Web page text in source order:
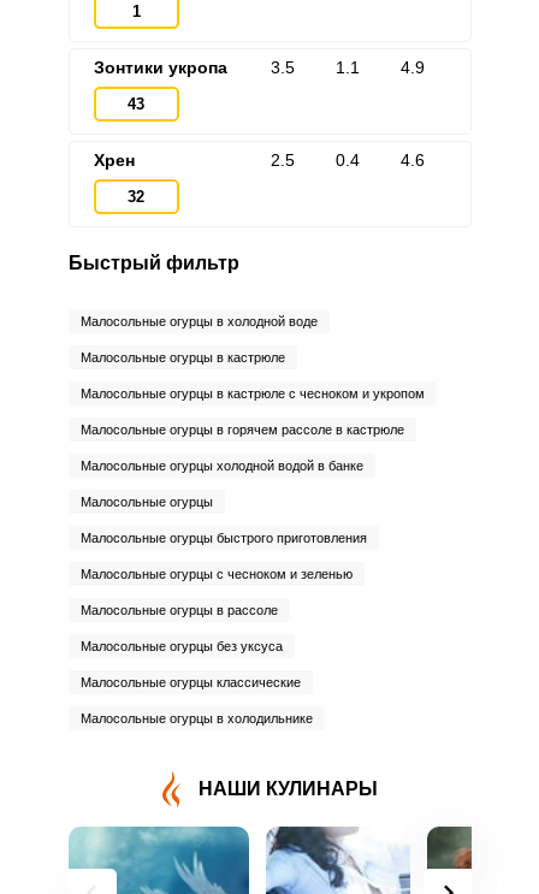
1
Зонтики укропа
43
3.5 1.1 4.9
Хрен
32
2.5 0.4 4.6
Быстрый фильтр
Малосольные огурцы в холодной воде
Малосольные огурцы в кастрюле
Малосольные огурцы в кастрюле с чесноком и укропом
Малосольные огурцы в горячем рассоле в кастрюле
Малосольные огурцы холодной водой в банке
Малосольные огурцы
Малосольные огурцы быстрого приготовления
Малосольные огурцы с чесноком и зеленью
Малосольные огурцы в рассоле
Малосольные огурцы без уксуса
Малосольные огурцы классические
Малосольные огурцы в холодильнике
НАШИ КУЛИНАРЫ
Запомнить меня
ВХОД
ЕЩЕ НЕ ЗАРЕГИСТРИРОВАННЫ?
Забыли пароль?